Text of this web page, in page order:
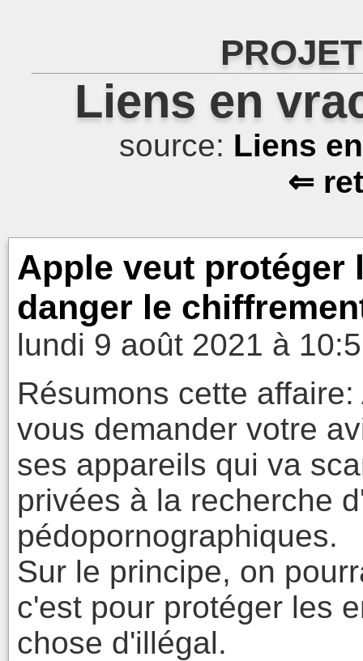
Liens en
source: Liens
⇐
Apple veut protéger
danger le
lundi 9 août 2021 à
Résumons cette
vous demander votre
ses appareils qui va
privées à la recherche
pédopornographiques.
Sur le principe, on
c'est pour protéger les
chose d'illégal.